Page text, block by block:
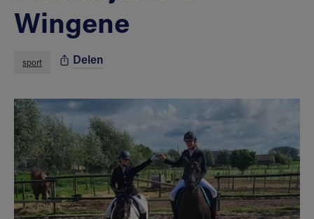
Wingene
sport Delen